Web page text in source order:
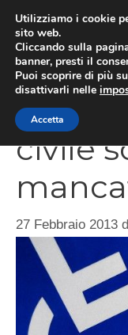
contenuto
civile
27 Febbraio 2013
Utilizziamo i cookie
sito web.
Cliccando sulla
banner, presti il
Puoi scoprire di più
disattivarli nelle
Accetta